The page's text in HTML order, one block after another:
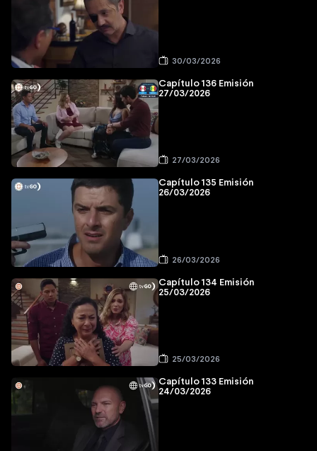
30/03/2026
Capítulo 136 Emisión
27/03/2026
27/03/2026
Capítulo 135 Emisión
26/03/2026
26/03/2026
Capítulo 134 Emisión
25/03/2026
25/03/2026
Capítulo 133 Emisión
24/03/2026